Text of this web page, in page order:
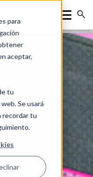
para
aceptar,
tu
Se usará
recordar tu